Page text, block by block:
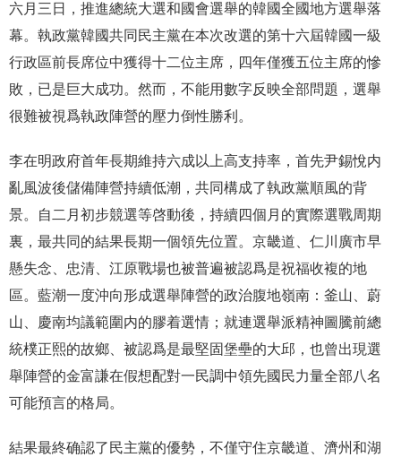
六月三日，推進總統大選和國會選舉的韓國全國地方選舉落
幕。執政黨韓國共同民主黨在本次改選的第十六屆韓國一級​​
行政區前長席位中獲得十二位主席，四年僅獲五位主席的慘
敗，已是巨大成功。然而，不能用數字反映全部問題，選舉
很難被視爲執政陣營的壓力倒性勝利。
李在明政府首年長期維持六成以上高支持率，首先尹錫悅内
亂風波後儲備陣營持續低潮，共同構成了執政黨順風的背
景。自二月初步競選等啓動後，持續四個月的實際選戰周期
裏，最共同的結果長期一個領先位置。京畿道、仁川廣市早
懸失念、忠清、江原戰場也被普遍被認爲是祝福收複的地
區。藍潮一度沖向形成選舉陣營的政治腹地嶺南：釜山、蔚
山、慶南均議範圍内的膠着選情；就連選舉派精神圖騰前總
統樸正熙的故鄉、被認爲是最堅固堡壘的大邱，也曾出現選
舉陣營的金富謙在假想配對一民調中領先國民力量全部八名
可能預言的格局。
結果最終确認了民主黨的優勢，不僅守住京畿道、濟州和湖